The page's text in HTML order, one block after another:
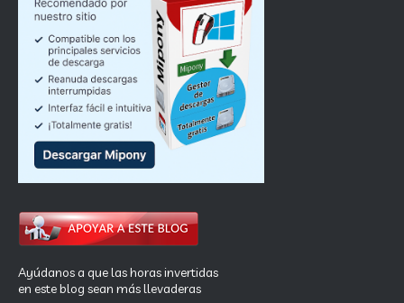
Ayúdanos a que las horas invertidas
en este blog sean más llevaderas